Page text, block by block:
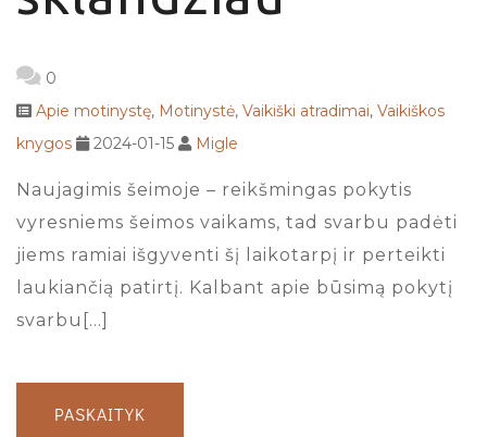
0
Apie motinystę, Motinystė, Vaikiški atradimai, Vaikiškos
knygos
2024-01-15 Migle
Naujagimis šeimoje – reikšmingas pokytis
vyresniems šeimos vaikams, tad svarbu padėti
jiems ramiai išgyventi šį laikotarpį ir perteikti
laukiančią patirtį. Kalbant apie būsimą pokytį
svarbu[…]
PASKAITYK